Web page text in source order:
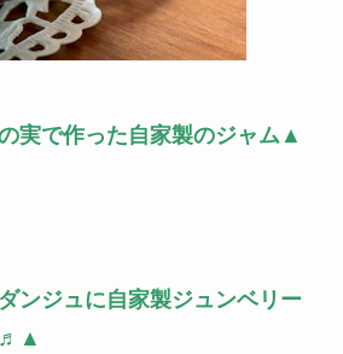
実で作った自家製のジャム▲
ンジュに自家製ジュンベリー
♬▲